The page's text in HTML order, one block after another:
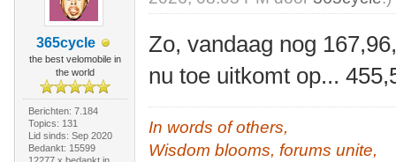
365cycle
the best velomobile in
the world
Berichten: 7.184
Topics: 131
Lid sinds: Sep 2020
Bedankt: 15599
Zo, vandaag nog
nu toe uitkomt op...
In words of others,
Wisdom blooms, forums unite,